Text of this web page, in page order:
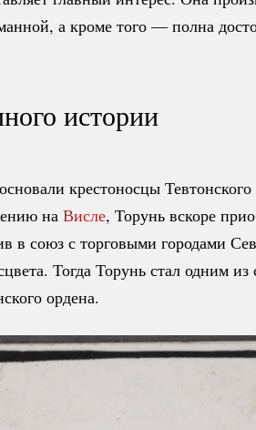
а кроме того — полна
истории
крестоносцы
на Висле, Торунь вскоре
в союз с торговыми городами
Тогда Торунь стал одним
ордена.